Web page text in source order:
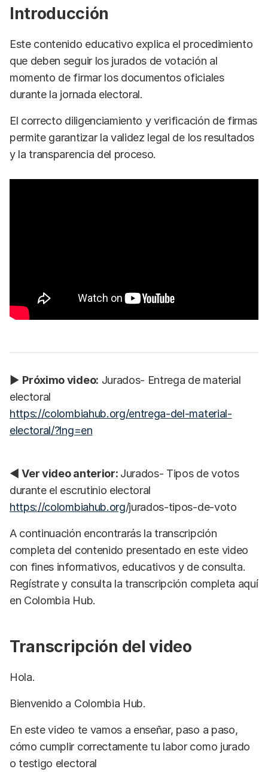
Introducción
Este contenido educativo explica el procedimiento
que deben seguir los jurados de votación al
momento de firmar los documentos oficiales
durante la jornada electoral.
El correcto diligenciamiento y verificación de firmas
permite garantizar la validez legal de los resultados
y la transparencia del proceso.
▶ Próximo video: Jurados- Entrega de material
electoral
https://colombiahub.org/entrega-del-material-
electoral/?lng=en
◀ Ver video anterior: Jurados- Tipos de votos
durante el escrutinio electoral
https://colombiahub.org/jurados-tipos-de-voto
A continuación encontrarás la transcripción
completa del contenido presentado en este video
con fines informativos, educativos y de consulta.
Regístrate y consulta la transcripción completa aquí
en Colombia Hub.
Transcripción del video
Hola.
Bienvenido a Colombia Hub.
En este video te vamos a enseñar, paso a paso,
cómo cumplir correctamente tu labor como jurado
o testigo electoral